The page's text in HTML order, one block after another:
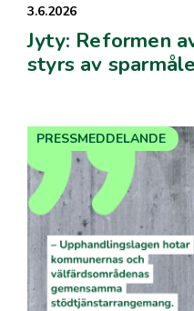
3.6.2026
Jyty: Reformen
styrs av
PRESSMEDDELANDE